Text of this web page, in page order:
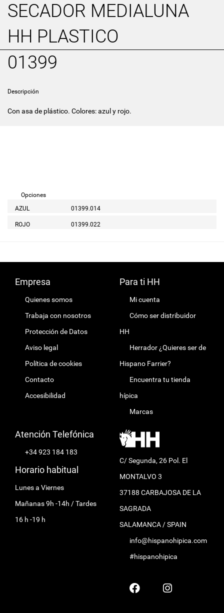
SECADOR MEDIALUNA
HH PLASTICO
01399
Descripción
Con asa de plástico. Colores: azul y rojo.
Opciones
AZUL
01399.014
ROJO 01399.022
Empresa
Quienes somos
Trabaja con nosotros
Protección de Datos
Aviso legal
Política de cookies
Contacto
Accesibilidad
Para ti HH
Mi cuenta
Cómo ser distribuidor
HH
Herrador ¿Quieres ser de
Hispano Farrier?
Encuentra tu tienda
hípica
Marcas
Atención Telefónica
+34 923 184 183
Horario habitual
Lunes a Viernes
Mañanas 9h -14h / Tardes
16 h -19 h
C/ Segunda, 26 Pol. El
MONTALVO 3
37188 CARBAJOSA DE LA
SAGRADA
SALAMANCA / SPAIN
info@hispanohipica.com
#hispanohipica